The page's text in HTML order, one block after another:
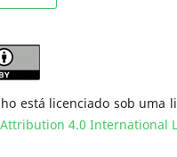
está licenciado sob uma
4.0 International